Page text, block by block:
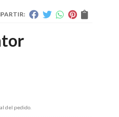
del pedido.